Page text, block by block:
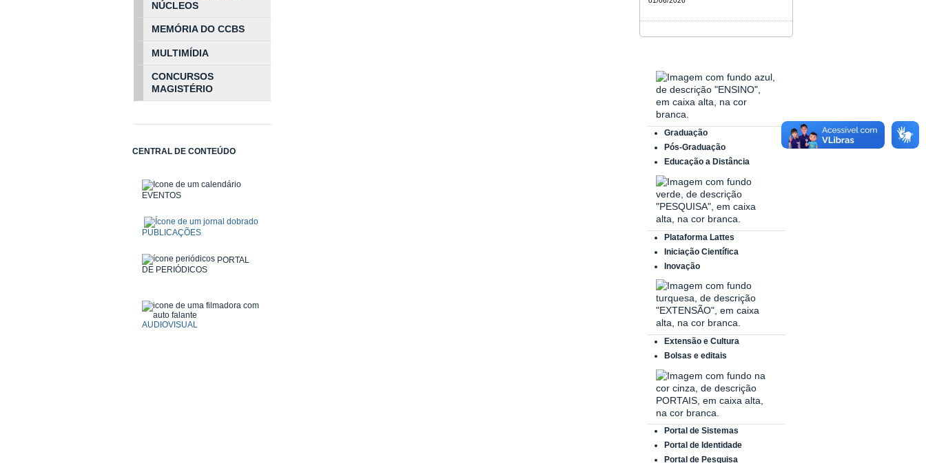
NÚCLEOS
MEMÓRIA DO CCBS
MULTIMÍDIA
CONCURSOS
MAGISTÉRIO
CENTRAL DE CONTEÚDO
EVENTOS
PUBLICAÇÕES
PORTAL
DE PERIÓDICOS
AUDIOVISUAL
Graduação
Pós-Graduação
Educação a Distância
Plataforma Lattes
Iniciação Científica
Inovação
Extensão e Cultura
Bolsas e editais
Portal de Sistemas
Portal de Identidade
Portal de Pesquisa